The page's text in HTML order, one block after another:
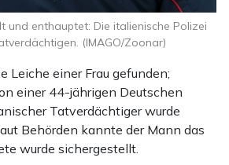
Leiche einer Frau gefunden;
einer 44-jährigen Deutschen
Tatverdächtiger wurde
Behörden kannte der Mann das
wurde sichergestellt.
und enthauptet: Die italienische Polizei
(IMAGO/Zoonar)